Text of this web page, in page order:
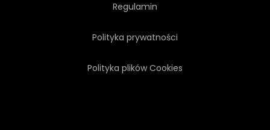
Regulamin
Polityka prywatności
Polityka plików Cookies